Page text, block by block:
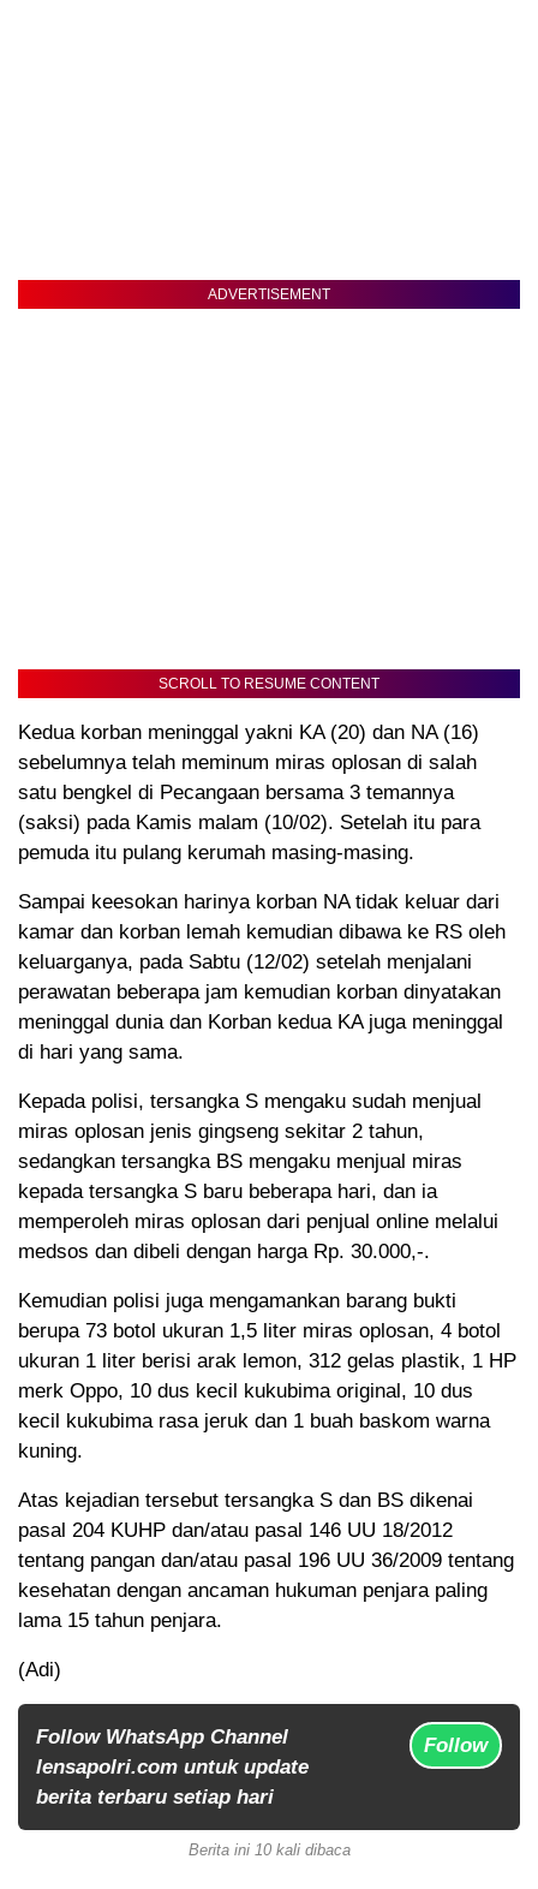
ADVERTISEMENT
SCROLL TO RESUME CONTENT
Kedua korban meninggal yakni KA (20) dan NA (16)
sebelumnya telah meminum miras oplosan di salah
satu bengkel di Pecangaan bersama 3 temannya
(saksi) pada Kamis malam (10/02). Setelah itu para
pemuda itu pulang kerumah masing-masing.
Sampai keesokan harinya korban NA tidak keluar dari
kamar dan korban lemah kemudian dibawa ke RS oleh
keluarganya, pada Sabtu (12/02) setelah menjalani
perawatan beberapa jam kemudian korban dinyatakan
meninggal dunia dan Korban kedua KA juga meninggal
di hari yang sama.
Kepada polisi, tersangka S mengaku sudah menjual
miras oplosan jenis gingseng sekitar 2 tahun,
sedangkan tersangka BS mengaku menjual miras
kepada tersangka S baru beberapa hari, dan ia
memperoleh miras oplosan dari penjual online melalui
medsos dan dibeli dengan harga Rp. 30.000,-.
Kemudian polisi juga mengamankan barang bukti
berupa 73 botol ukuran 1,5 liter miras oplosan, 4 botol
ukuran 1 liter berisi arak lemon, 312 gelas plastik, 1 HP
merk Oppo, 10 dus kecil kukubima original, 10 dus
kecil kukubima rasa jeruk dan 1 buah baskom warna
kuning.
Atas kejadian tersebut tersangka S dan BS dikenai
pasal 204 KUHP dan/atau pasal 146 UU 18/2012
tentang pangan dan/atau pasal 196 UU 36/2009 tentang
kesehatan dengan ancaman hukuman penjara paling
lama 15 tahun penjara.
(Adi)
Follow WhatsApp Channel
lensapolri.com untuk update
berita terbaru setiap hari
Follow
Berita ini 10 kali dibaca